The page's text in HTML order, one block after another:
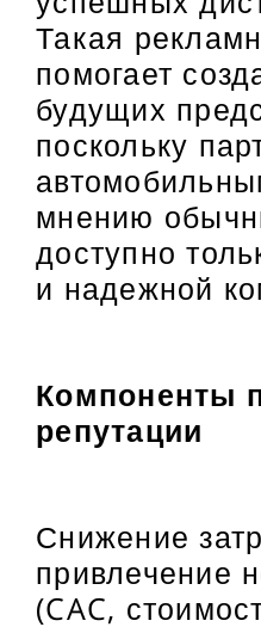
Такая
помогает
будущих
поскольку
мнению
доступно
и надежной
Компоненты
репутации
Снижение
привлечение
(CAC,